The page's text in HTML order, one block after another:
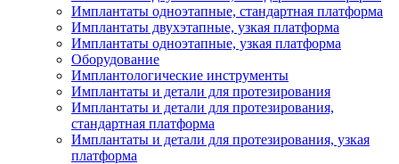
Имплантаты одноэтапные, стандартная платформа
Имплантаты двухэтапные, узкая платформа
Имплантаты одноэтапные, узкая платформа
Оборудование
Имплантологические инструменты
Имплантаты и детали для протезирования
Имплантаты и детали для протезирования,
стандартная платформа
Имплантаты и детали для протезирования, узкая
платформа